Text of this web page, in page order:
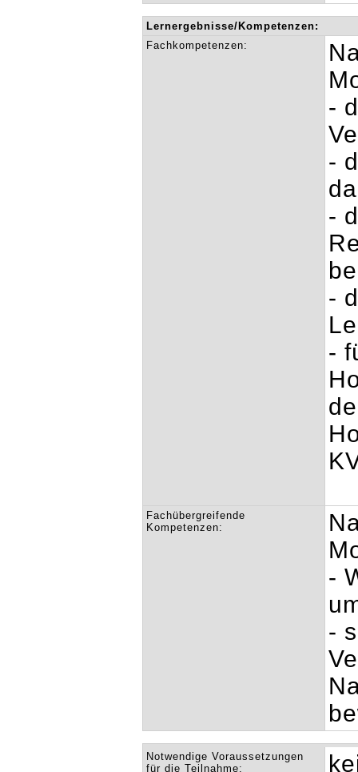
Lernergebnisse/Kompetenzen:
Fachkompetenzen:
-
-
-
-
-
Fachübergreifende
Kompetenzen:
-
-
Notwendige Voraussetzungen
für die Teilnahme: